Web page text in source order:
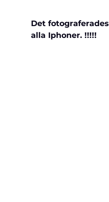
Det
alla Iphoner. !!!!!